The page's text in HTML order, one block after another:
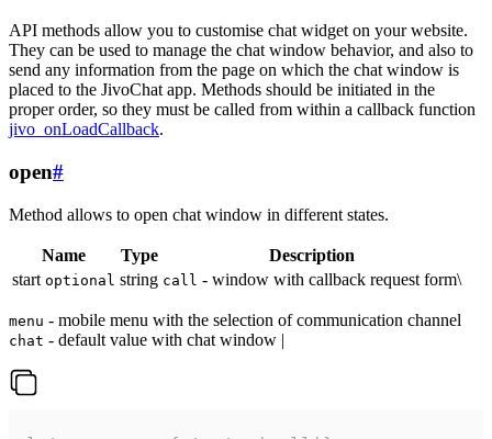
API methods allow you to customise chat widget on your website.
They can be used to manage the chat window behavior, and also to
send any information from the page on which the chat window is
placed to the JivoChat app. Methods should be initiated in the
proper order, so they must be called from within a callback function
jivo_onLoadCallback.
open#
Method allows to open chat window in different states.
Name Type
Description
start optional string call - window with callback request form\
menu - mobile menu with the selection of communication channel
chat - default value with chat window |